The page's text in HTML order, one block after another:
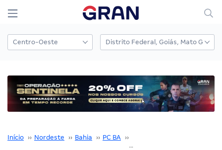
Início ›› Nordeste ›› Bahia ›› PC BA ››